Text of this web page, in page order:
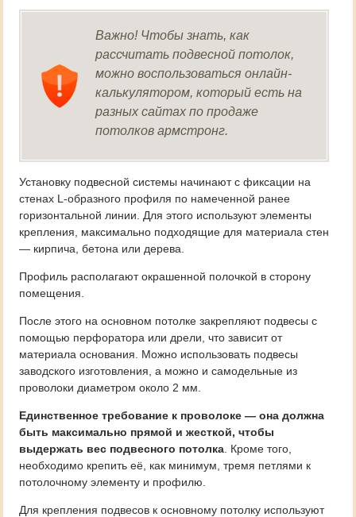
Важно! Чтобы знать, как
рассчитать подвесной потолок,
можно воспользоваться онлайн-
калькулятором, который есть на
разных сайтах по продаже
потолков армстронг.
Установку подвесной системы начинают с фиксации на
стенах L-образного профиля по намеченной ранее
горизонтальной линии. Для этого используют элементы
крепления, максимально подходящие для материала стен
— кирпича, бетона или дерева.
Профиль располагают окрашенной полочкой в сторону
помещения.
После этого на основном потолке закрепляют подвесы с
помощью перфоратора или дрели, что зависит от
материала основания. Можно использовать подвесы
заводского изготовления, а можно и самодельные из
проволоки диаметром около 2 мм.
Единственное требование к проволоке — она должна
быть максимально прямой и жесткой, чтобы
выдержать вес подвесного потолка . Кроме того,
необходимо крепить её, как минимум, тремя петлями к
потолочному элементу и профилю.
Для крепления подвесов к основному потолку используют